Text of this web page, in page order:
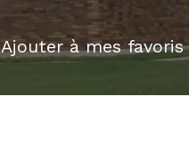
Ajouter à mes favoris